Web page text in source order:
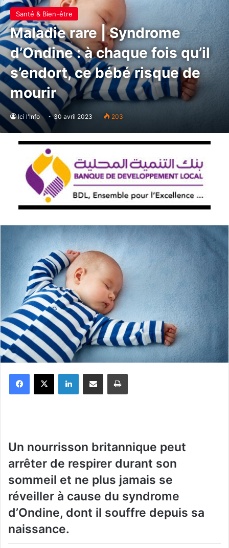
Santé & Bien-être
Maladie rare | Syndrome
d’Ondine : à chaque fois qu’il
s’endort, ce bébé risque de
mourir
Ici l'Info 30 avril 2023 203
Un nourrisson britannique peut
arrêter de respirer durant son
sommeil et ne plus jamais se
réveiller à cause du syndrome
d’Ondine, dont il souffre depuis sa
naissance.